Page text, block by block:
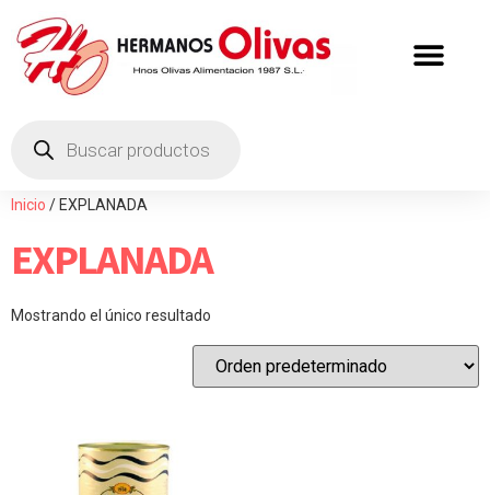
Inicio / EXPLANADA
EXPLANADA
Mostrando el único resultado